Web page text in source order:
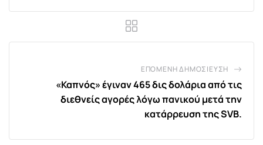
ΕΠΌΜΕΝΗ ΔΗΜΟΣΊΕΥΣΗ
«Καπνός» έγιναν 465 δις δολάρια από τις
διεθνείς αγορές λόγω πανικού μετά την
κατάρρευση της SVB.